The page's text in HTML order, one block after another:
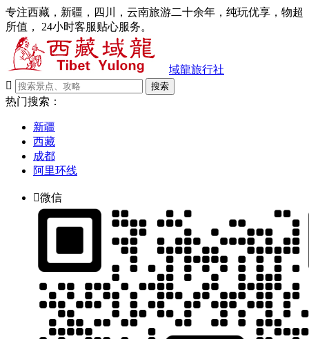
专注西藏，新疆，四川，云南旅游二十余年，纯玩优享，物超
所值， 24小时客服贴心服务。
域龍旅行社

搜索
热门搜索：
新疆
西藏
成都
阿里环线
微信